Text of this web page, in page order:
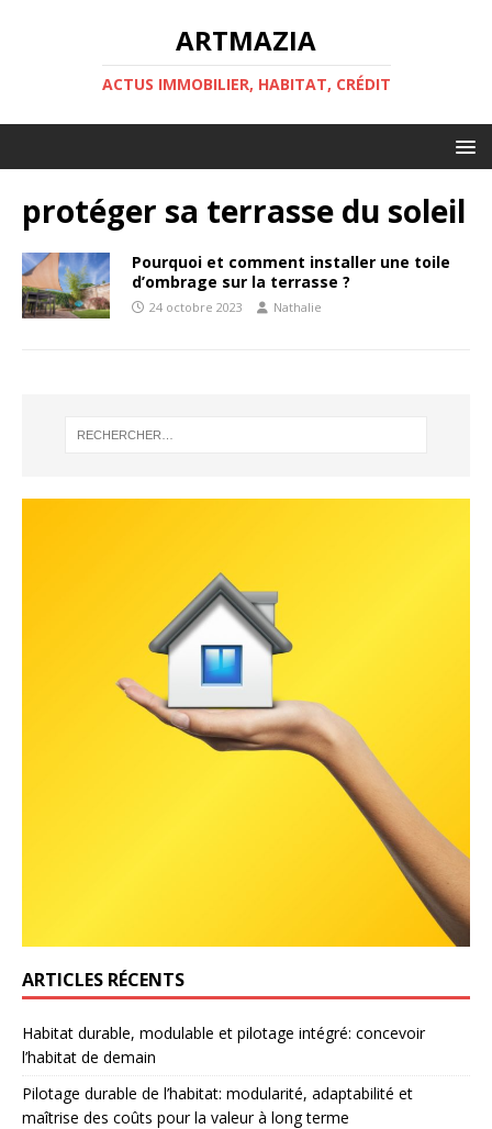
ARTMAZIA
ACTUS IMMOBILIER, HABITAT, CRÉDIT
protéger sa terrasse du soleil
Pourquoi et comment installer une toile
d’ombrage sur la terrasse ?
24 octobre 2023 Nathalie
ARTICLES RÉCENTS
Habitat durable, modulable et pilotage intégré: concevoir
l’habitat de demain
Pilotage durable de l’habitat: modularité, adaptabilité et
maîtrise des coûts pour la valeur à long terme